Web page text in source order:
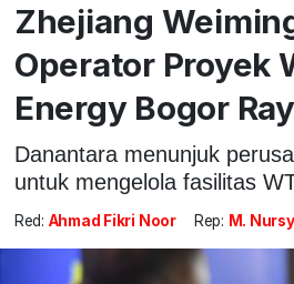
Zhejiang
Operator Proyek
Energy Bogor
Danantara menunjuk
untuk mengelola fasilitas
Red: Ahmad Fikri Noor Rep: M.